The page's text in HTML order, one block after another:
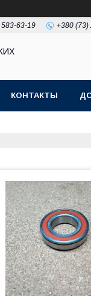
63-19 +380 (73)
КОНТАКТЫ